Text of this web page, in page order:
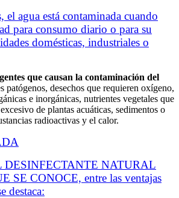
el agua está contaminada cuando
para consumo diario o para su
domésticas, industriales o
que causan la contaminación del
patógenos, desechos que requieren oxígeno,
e inorgánicas, nutrientes vegetales que
de plantas acuáticas, sedimentos o
radioactivas y el calor.
DESINFECTANTE NATURAL
SE CONOCE, entre las ventajas
destaca: